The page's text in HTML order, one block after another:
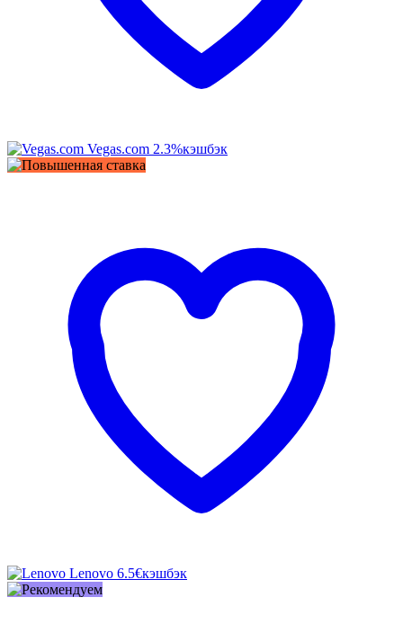
Vegas.com 2.3%кэшбэк
Lenovo 6.5€кэшбэк